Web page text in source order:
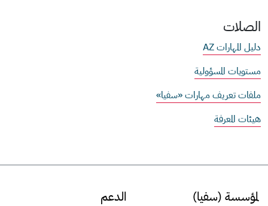
الصلات
دليل المهارات AZ
مستويات المسؤولية
ملفات تعريف مهارات «سفيا»
هيئات المعرفة
لمؤسسة (سفيا) الدعم